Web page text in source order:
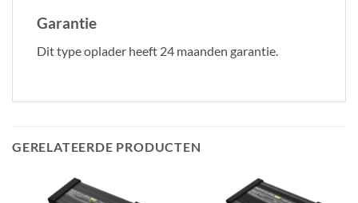
Garantie
Dit type oplader heeft 24 maanden garantie.
GERELATEERDE PRODUCTEN